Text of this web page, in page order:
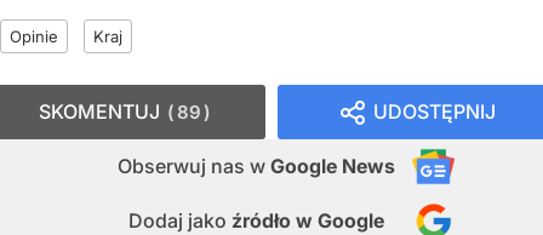
Opinie Kraj
UDOSTĘPNIJ
Obserwuj nas w Google News
Dodaj jako źródło w Google
SKOMENTUJ 89